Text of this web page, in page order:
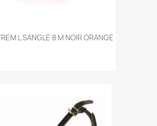
L SANGLE 8 M NOIR ORANGE